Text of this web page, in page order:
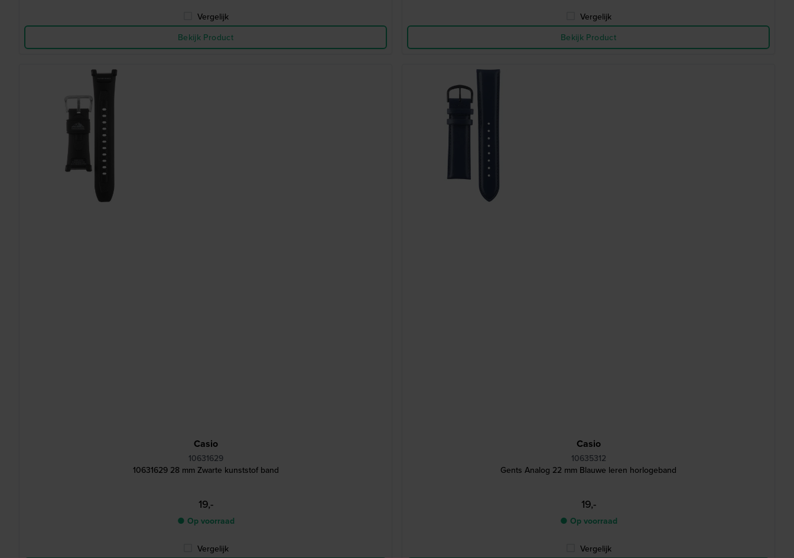
Vergelijk
Bekijk Product
Vergelijk
Bekijk Product
Casio
10631629
10631629 28 mm Zwarte kunststof band
19,-
● Op voorraad
Vergelijk
Casio
10635312
Gents Analog 22 mm Blauwe leren horlogeband
19,-
● Op voorraad
Vergelijk